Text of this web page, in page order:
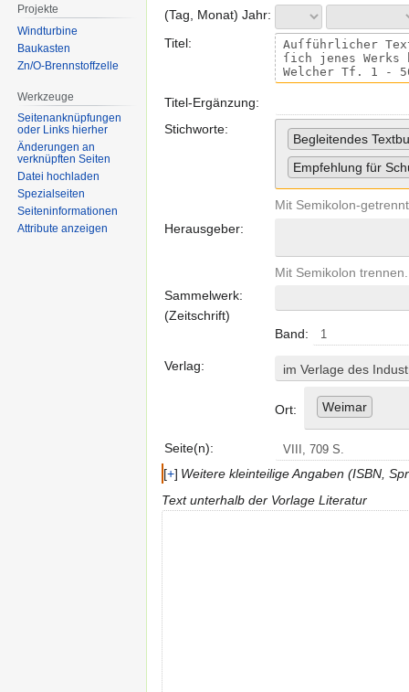
(Tag, Monat) Jahr:
Titel:
Titel-Ergänzung:
Stichworte:
Begleitendes
Empfehlung für
Mit Semikolon-
Herausgeber:
Mit Semikolon
Sammelwerk:
(Zeitschrift)
Band:
Verlag: im Verlage des
Ort: Weimar
Seite(n):
+ Weitere kleinteilige Angaben (ISBN,
Text unterhalb der Vorlage Literatur
Projekte
Windturbine
Baukasten
Zn/O-Brennstoffzelle
Werkzeuge
Seitenanknüpfungen
oder Links hierher
Änderungen an
verknüpften Seiten
Datei hochladen
Spezialseiten
Seiten­informationen
Attribute anzeigen